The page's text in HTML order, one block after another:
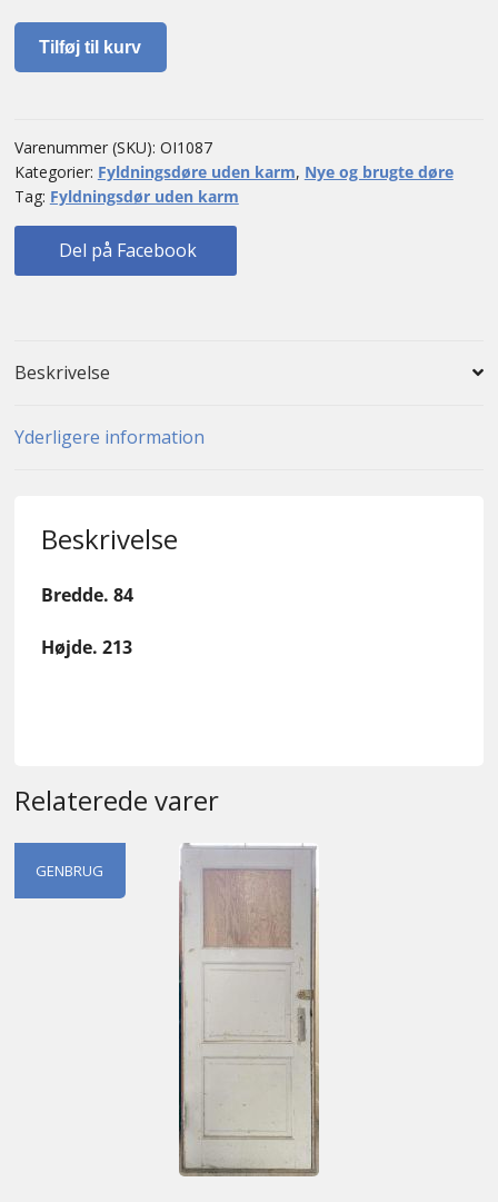
Fyldningsdør
uden
Tilføj til kurv
Varenummer (SKU): OI1087
Kategorier: Fyldningsdøre uden karm, Nye og brugte døre
Tag: Fyldningsdør uden karm
Del på Facebook
Beskrivelse
Yderligere information
Beskrivelse
Bredde. 84
Højde. 213
Relaterede varer
GENBRUG